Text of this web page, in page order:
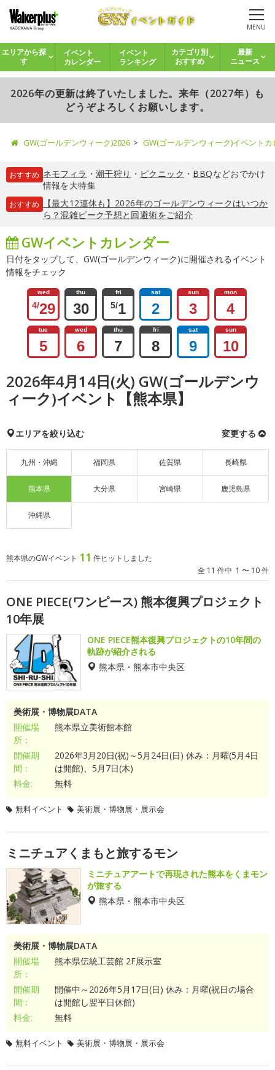
MENU
エリアから探
す
イベント
カレンダー
イベント
ランキング
カテゴリ別
おすすめ
最新
ニュース
2026年の更新は終了いたしました。来年（2027年）も
どうぞよろしくお願いします。
GW(ゴールデンウィーク)2026 GW(ゴールデンウィーク)イベント
おすすめ ネモフィラ ・ 潮干狩り ・ ピクニック ・ BBQなどおでかけ
情報を大特集
おすすめ
【最大12連休も】2026年のゴールデンウィークはいつか
ら？混雑ピーク予想と回避術をご紹介
GWイベントカレンダー
日付をタップして、GW(ゴールデンウィーク)に開催されるイベント
情報をチェック
wed
4/29
thu
30
fri
5/1
sat
2
sun
3
mon
4
tue
5
wed
6
thu
7
fri
8
sat
9
sun
10
2026年4月14日(火) GW(ゴールデンウ
ィーク)イベント【熊本県】
エリアを絞り込む 変更する
九州・沖縄 福岡県 佐賀県 長崎県
熊本県 大分県 宮崎県 鹿児島県
沖縄県
熊本県のGWイベント 11 件ヒットしました
全 11 件中 1 〜 10 件
ONE PIECE(ワンピース) 熊本復興プロジェクト
10年展
ONE PIECE熊本復興プロジェクトの10年間の
軌跡が紹介される
熊本県・熊本市中央区
美術展・博物展DATA
開催場
所：
熊本県立美術館本館
開催期
間：
2026年3月20日(祝)～5月24日(日) 休み：月曜(5月4日
は開館)、5月7日(木)
料金:
無料
無料イベント 美術展・博物展・展示会
ミニチュアくまもと旅するモン
ミニチュアアートで再現された熊本をくまモン
が旅する
熊本県・熊本市中央区
美術展・博物展DATA
開催場
所：
熊本県伝統工芸館 2F展示室
開催期
間：
開催中～2026年5月17日(日) 休み：月曜(祝日の場合
は開館し翌平日休館)
料金:
無料
無料イベント 美術展・博物展・展示会